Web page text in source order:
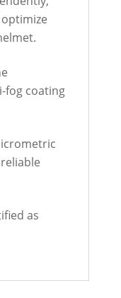
fog coating
as